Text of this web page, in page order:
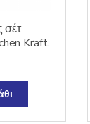
σέτ
Kraft.